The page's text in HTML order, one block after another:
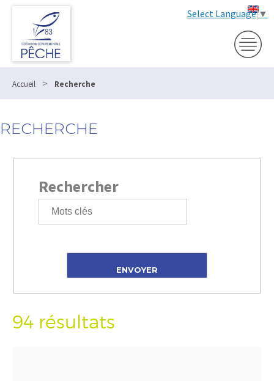
Select Language▼
Accueil > Recherche
RECHERCHE
Rechercher
94 résultats